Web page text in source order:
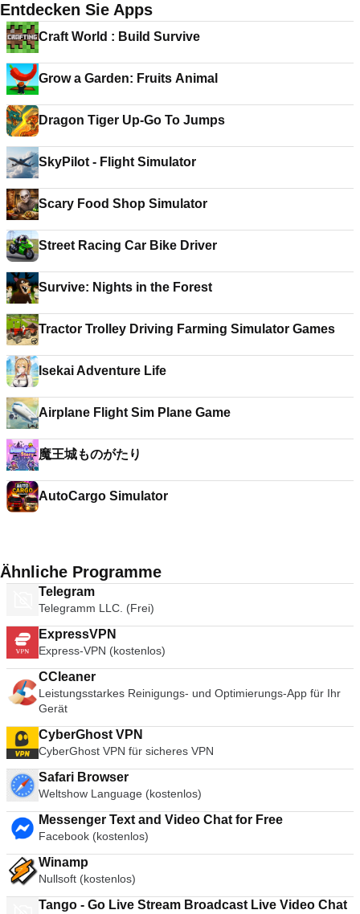
Entdecken Sie Apps
Craft World : Build Survive
Grow a Garden: Fruits Animal
Dragon Tiger Up-Go To Jumps
SkyPilot - Flight Simulator
Scary Food Shop Simulator
Street Racing Car Bike Driver
Survive: Nights in the Forest
Tractor Trolley Driving Farming Simulator Games
Isekai Adventure Life
Airplane Flight Sim Plane Game
魔王城ものがたり
AutoCargo Simulator
Ähnliche Programme
Telegram
Telegramm LLC. (Frei)
ExpressVPN
Express-VPN (kostenlos)
CCleaner
Leistungsstarkes Reinigungs- und Optimierungs-App für Ihr
Gerät
CyberGhost VPN
CyberGhost VPN für sicheres VPN
Safari Browser
Weltshow Language (kostenlos)
Messenger Text and Video Chat for Free
Facebook (kostenlos)
Winamp
Nullsoft (kostenlos)
Tango - Go Live Stream Broadcast Live Video Chat